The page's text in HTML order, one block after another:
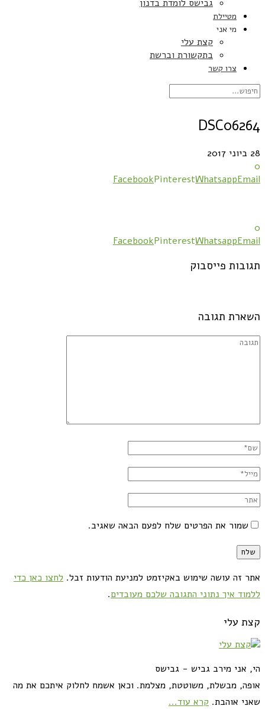
גבישס לומדת בדנון
מטיילת
מי אני
קצת עלי
בתקשורת וברשת
צרו קשר
DSC06264
28 ביוני 2017
0
FacebookPinterestWhatsappEmail
0
FacebookPinterestWhatsappEmail
תגובות פייסבוק
השארת תגובה
שמור את הפרטים שלח לפעם הבאה שאגיב.
אתר זה עושה שימוש באקיזמט למניעת הודעות זבל. לחצו כאן כדי
ללמוד איך נתוני התגובה שלכם מעובדים.
קצת עלי
הי, אני מירב גביש - גבישס
אופה, מבשלת, משוטטת, מצלמת. וכאן אשמח לחלוק איתכם את מה
שאני אוהבת. קרא עוד...